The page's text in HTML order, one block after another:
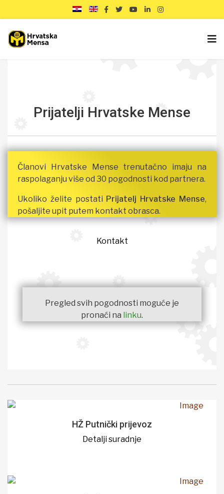
Prijatelji Hrvatske Mense
Članovi Hrvatske Mense trenutačno imaju na
raspolaganju više od 30 pogodnosti kod partnera.
Ukoliko želite postati Prijatelj Hrvatske Mense,
pošaljite upit putem kontakt obrasca.
Kontakt
Pregled svih pogodnosti moguće je
pronaći na linku.
HŽ Putnički prijevoz
Detalji suradnje